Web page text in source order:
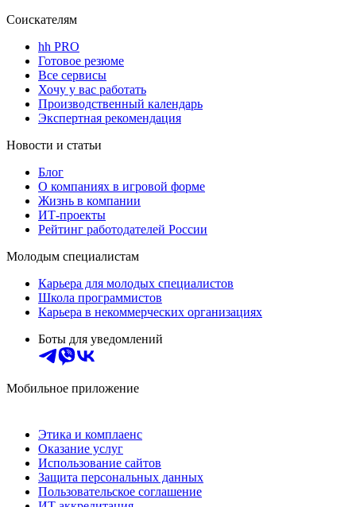
Соискателям
hh PRO
Готовое резюме
Все сервисы
Хочу у вас работать
Производственный календарь
Экспертная рекомендация
Новости и статьи
Блог
О компаниях в игровой форме
Жизнь в компании
ИТ-проекты
Рейтинг работодателей России
Молодым специалистам
Карьера для молодых специалистов
Школа программистов
Карьера в некоммерческих организациях
Боты для уведомлений
Мобильное приложение
Этика и комплаенс
Оказание услуг
Использование сайтов
Защита персональных данных
Пользовательское соглашение